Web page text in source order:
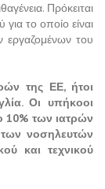
Πρόκειται
το οποίο είναι
εργαζομένων του
της ΕΕ, ήτοι
Οι υπήκοοι
των ιατρών
νοσηλευτών
και τεχνικού